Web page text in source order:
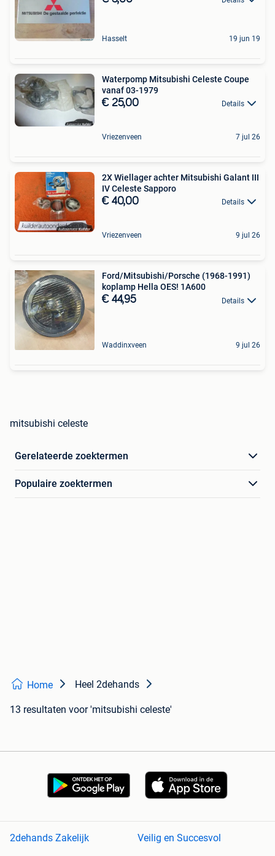
Hasselt 19 jun 19
Waterpomp Mitsubishi Celeste Coupe
vanaf 03-1979
€ 25,00 Details
Vriezenveen 7 jul 26
2X Wiellager achter Mitsubishi Galant III
IV Celeste Sapporo
€ 40,00 Details
Vriezenveen 9 jul 26
Ford/Mitsubishi/Porsche (1968-1991)
koplamp Hella OES! 1A600
€ 44,95 Details
Waddinxveen 9 jul 26
mitsubishi celeste
Gerelateerde zoektermen
Populaire zoektermen
Home Heel 2dehands
13 resultaten voor 'mitsubishi celeste'
2dehands Zakelijk
Veilig en Succesvol